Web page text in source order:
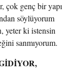
çok genç bir yapı
söylüyorum
yeter ki istensin
sanmıyorum.